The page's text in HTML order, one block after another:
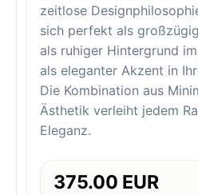
zeitlose
sich perfekt als
als ruhiger Hintergrund
als eleganter Akzent in
Die Kombination aus
Ästhetik verleiht jedem
Eleganz.
375.00 EUR